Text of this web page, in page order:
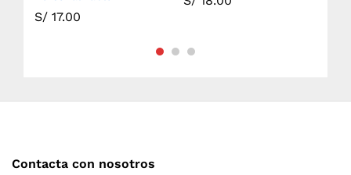
S/ 17.00
Contacta con nosotros